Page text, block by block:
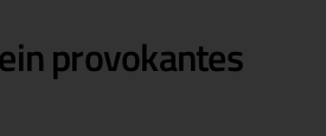
provokantes